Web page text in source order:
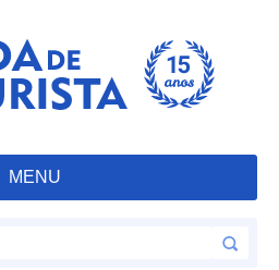
MENU